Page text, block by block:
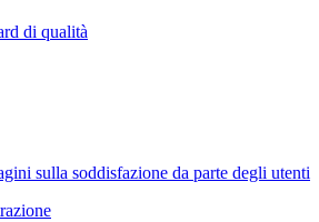
di qualità
sulla soddisfazione da parte degli utenti